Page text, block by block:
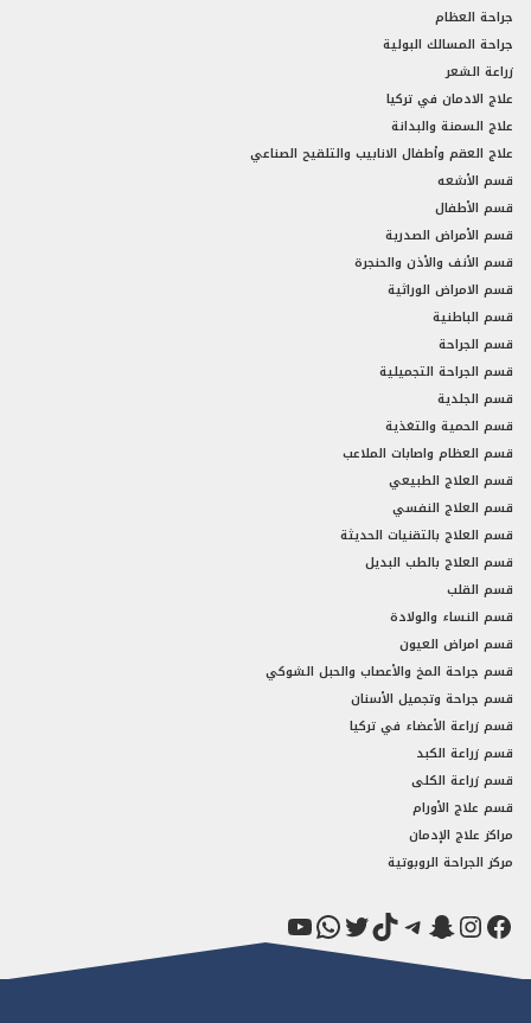
جراحة العظام
جراحة المسالك البولية
زراعة الشعر
علاج الادمان في تركيا
علاج السمنة والبدانة
علاج العقم وأطفال الانابيب والتلقيح الصناعي
قسم الأشعه
قسم الأطفال
قسم الأمراض الصدرية
قسم الأنف والأذن والحنجرة
قسم الامراض الوراثية
قسم الباطنية
قسم الجراحة
قسم الجراحة التجميلية
قسم الجلدية
قسم الحمية والتغذية
قسم العظام واصابات الملاعب
قسم العلاج الطبيعي
قسم العلاج النفسي
قسم العلاج بالتقنيات الحديثة
قسم العلاج بالطب البديل
قسم القلب
قسم النساء والولادة
قسم امراض العيون
قسم جراحة المخ والأعصاب والحبل الشوكي
قسم جراحة وتجميل الأسنان
قسم زراعة الأعضاء في تركيا
قسم زراعة الكبد
قسم زراعة الكلى
قسم علاج الأورام
مراكز علاج الإدمان
مركز الجراحة الروبوتية
فيسبوك
إنستجرام
سناب شاتتيليجرام
تيك توكتويترواتساب
يوتيوب